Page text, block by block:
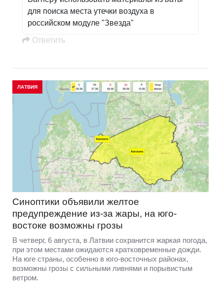
для поиска места утечки воздуха в
российском модуле "Звезда"
Oтветить
ЛАТВИЯ
Синоптики объявили желтое
предупреждение из-за жары, на юго-
востоке возможны грозы
В четверг, 6 августа, в Латвии сохранится жаркая погода,
при этом местами ожидаются кратковременные дожди.
На юге страны, особенно в юго-восточных районах,
возможны грозы с сильными ливнями и порывистым
ветром.